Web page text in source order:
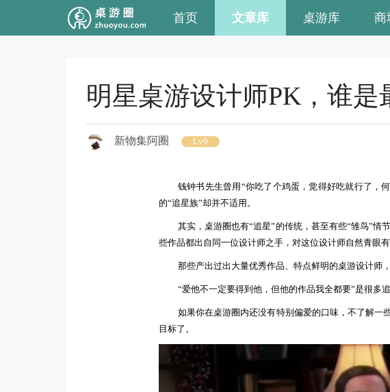
首页 文章库 桌游库 商
明星桌游设计师PK，谁是
新物集阿圈 Lv9
钱钟书先生曾用“你吃了个鸡蛋，觉得好吃就行了，
的“追星族”却并不适用。
其实，桌游圈也有“追星”的传统，甚至有些“雏鸟”
些作品都出自同一位设计师之手，对这位设计师自然青眼有
那些产出过出大量优秀作品、特点鲜明的桌游设计师
“爱他不一定要得到他，但他的作品我全都要”是很多
如果你在桌游圈内还没有特别偏爱的口味，不了解一
目标了。